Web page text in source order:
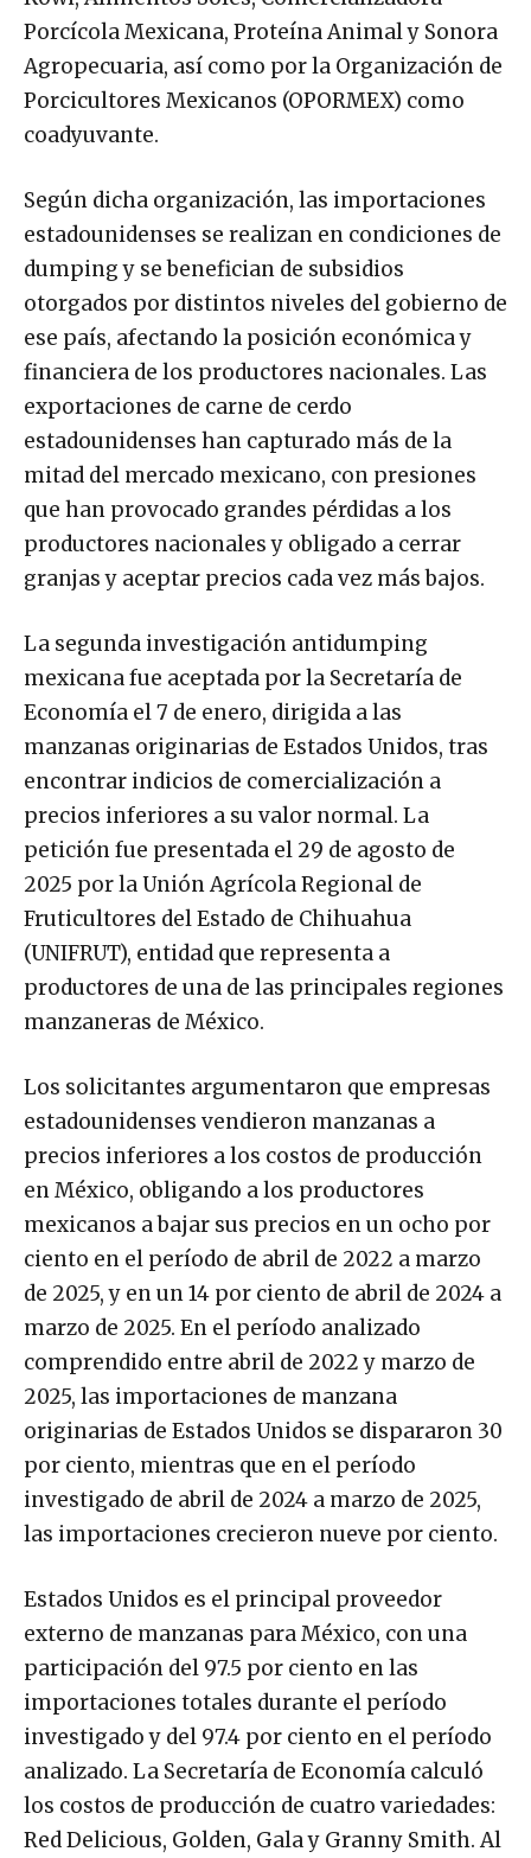
Porcícola Mexicana, Proteína Animal y Sonora
Agropecuaria, así como por la Organización de
Porcicultores Mexicanos (OPORMEX) como
coadyuvante.
Según dicha organización, las importaciones
estadounidenses se realizan en condiciones de
dumping y se benefician de subsidios
otorgados por distintos niveles del gobierno de
ese país, afectando la posición económica y
financiera de los productores nacionales. Las
exportaciones de carne de cerdo
estadounidenses han capturado más de la
mitad del mercado mexicano, con presiones
que han provocado grandes pérdidas a los
productores nacionales y obligado a cerrar
granjas y aceptar precios cada vez más bajos.
La segunda investigación antidumping
mexicana fue aceptada por la Secretaría de
Economía el 7 de enero, dirigida a las
manzanas originarias de Estados Unidos, tras
encontrar indicios de comercialización a
precios inferiores a su valor normal. La
petición fue presentada el 29 de agosto de
2025 por la Unión Agrícola Regional de
Fruticultores del Estado de Chihuahua
(UNIFRUT), entidad que representa a
productores de una de las principales regiones
manzaneras de México.
Los solicitantes argumentaron que empresas
estadounidenses vendieron manzanas a
precios inferiores a los costos de producción
en México, obligando a los productores
mexicanos a bajar sus precios en un ocho por
ciento en el período de abril de 2022 a marzo
de 2025, y en un 14 por ciento de abril de 2024 a
marzo de 2025. En el período analizado
comprendido entre abril de 2022 y marzo de
2025, las importaciones de manzana
originarias de Estados Unidos se dispararon 30
por ciento, mientras que en el período
investigado de abril de 2024 a marzo de 2025,
las importaciones crecieron nueve por ciento.
Estados Unidos es el principal proveedor
externo de manzanas para México, con una
participación del 97.5 por ciento en las
importaciones totales durante el período
investigado y del 97.4 por ciento en el período
analizado. La Secretaría de Economía calculó
los costos de producción de cuatro variedades:
Red Delicious, Golden, Gala y Granny Smith. Al